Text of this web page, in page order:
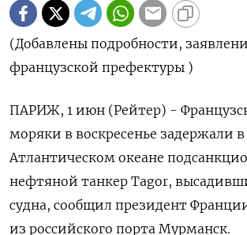
(Добавлены подробности,
французской префектуры )
ПАРИЖ, 1 июн (Рейтер) -
моряки в воскресенье задержали в
Атлантическом океане
нефтяной танкер Tagor,
судна, сообщил президент
из российского порта Мурманск.